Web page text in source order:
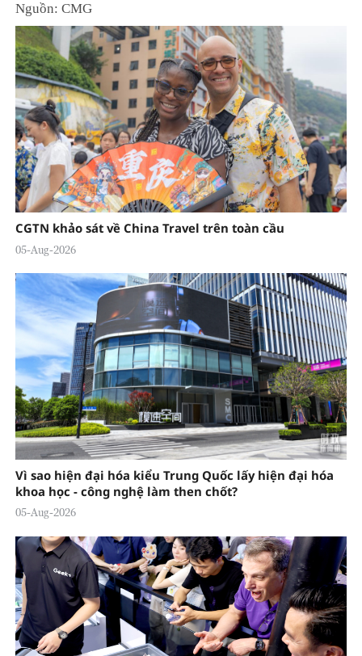
Nguồn: CMG
CGTN khảo sát về China Travel trên toàn cầu
05-Aug-2026
Vì sao hiện đại hóa kiểu Trung Quốc lấy hiện đại hóa
khoa học - công nghệ làm then chốt?
05-Aug-2026